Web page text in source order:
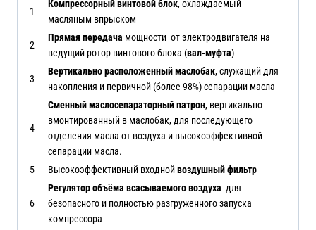
1
Компрессорный винтовой блок, охлаждаемый
масляным впрыском
2
Прямая передача мощности от электродвигателя на
ведущий ротор винтового блока (вал-муфта)
3
Вертикально расположенный маслобак, служащий для
накопления и первичной (более 98%) сепарации масла
4
Сменный маслосепараторный патрон, вертикально
вмонтированный в маслобак, для последующего
отделения масла от воздуха и высокоэффективной
сепарации масла.
5
Высокоэффективный входнойвоздушный фильтр
6
Регулятор объёма всасываемого воздуха для
безопасного и полностью разгруженного запуска
компрессора